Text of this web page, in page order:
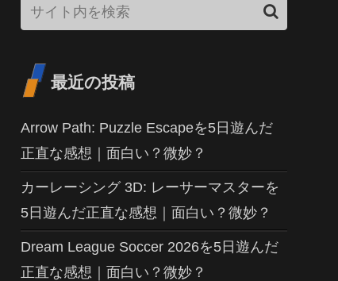
最近の投稿
Arrow Path: Puzzle Escapeを5日遊んだ
正直な感想｜面白い？微妙？
カーレーシング 3D: レーサーマスターを
5日遊んだ正直な感想｜面白い？微妙？
Dream League Soccer 2026を5日遊んだ
正直な感想｜面白い？微妙？